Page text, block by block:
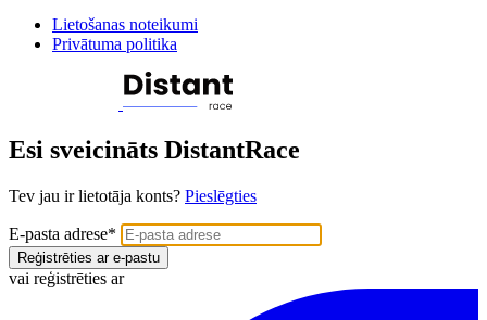
Lietošanas noteikumi
Privātuma politika
Esi sveicināts DistantRace
Tev jau ir lietotāja konts? Pieslēgties
E-pasta adrese*
Reģistrēties ar e-pastu
vai reģistrēties ar